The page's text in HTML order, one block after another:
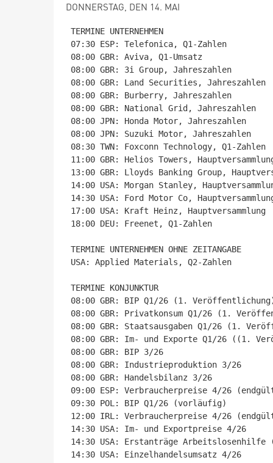
DONNERSTAG, DEN 14. MAI
TERMINE UNTERNEHMEN
07:30 ESP: Telefonica, Q1-Zahlen
08:00 GBR: Aviva, Q1-Umsatz
08:00 GBR: 3i Group, Jahreszahlen
08:00 GBR: Land Securities, Jahreszahlen
08:00 GBR: Burberry, Jahreszahlen
08:00 GBR: National Grid, Jahreszahlen
08:00 JPN: Honda Motor, Jahreszahlen
08:00 JPN: Suzuki Motor, Jahreszahlen
08:30 TWN: Foxconn Technology, Q1-Zahlen
11:00 GBR: Helios Towers,
13:00 GBR: Lloyds Banking Group,
14:00 USA: Morgan Stanley,
14:30 USA: Ford Motor Co,
17:00 USA: Kraft Heinz, Hauptversammlung
18:00 DEU: Freenet, Q1-Zahlen
TERMINE UNTERNEHMEN OHNE ZEITANGABE
USA: Applied Materials, Q2-Zahlen
TERMINE KONJUNKTUR
08:00 GBR: BIP Q1/26 (1.
08:00 GBR: Privatkonsum Q1/26 (1.
08:00 GBR: Staatsausgaben Q1/26 (1.
08:00 GBR: Im- und Exporte Q1/26 ((1.
08:00 GBR: BIP 3/26
08:00 GBR: Industrieproduktion 3/26
08:00 GBR: Handelsbilanz 3/26
09:00 ESP: Verbraucherpreise 4/26
09:30 POL: BIP Q1/26 (vorläufig)
12:00 IRL: Verbraucherpreise 4/26
14:30 USA: Im- und Exportpreise 4/26
14:30 USA: Erstanträge Arbeitslosenhilfe
14:30 USA: Einzelhandelsumsatz 4/26